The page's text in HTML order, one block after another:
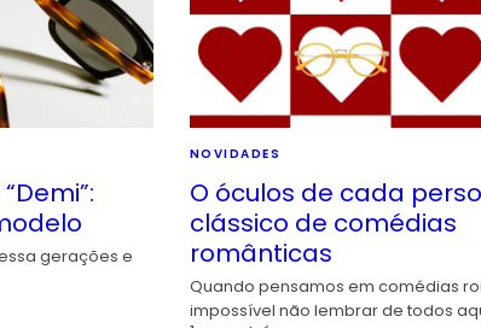
gerações e
NOVIDADES
O óculos de cada
clássico de comédias
românticas
Quando pensamos em comédias
impossível não lembrar de todos